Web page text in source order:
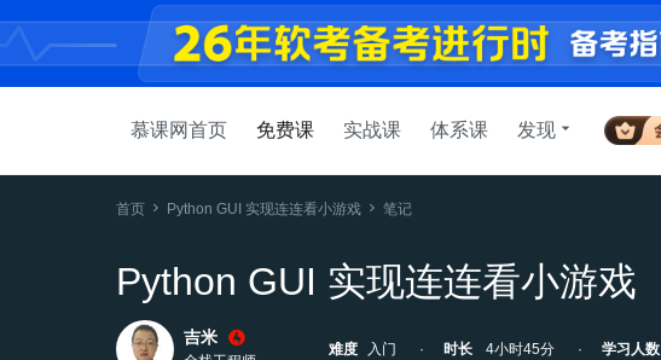
慕课网首页 免费课 实战课 体系课 发现
首页 Python GUI 实现连连看小游戏 笔记
Python GUI 实现连连看小游戏
吉米
难度 入门 时长 4小时45分 学习人数